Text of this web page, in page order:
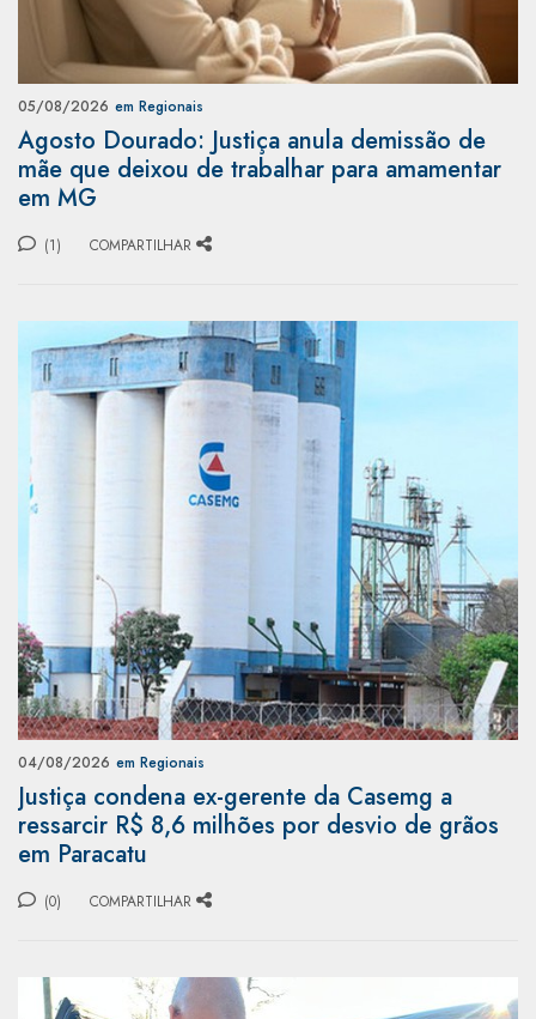
05/08/2026 em Regionais
Agosto Dourado: Justiça anula demissão de
mãe que deixou de trabalhar para amamentar
em MG
(1) COMPARTILHAR
04/08/2026 em Regionais
Justiça condena ex-gerente da Casemg a
ressarcir R$ 8,6 milhões por desvio de grãos
em Paracatu
(0) COMPARTILHAR